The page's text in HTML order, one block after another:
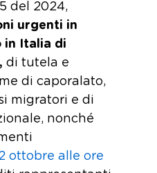
del 2024,
urgenti in
in Italia di
di tutela e
di caporalato,
migratori e di
nonché
ottobre alle ore